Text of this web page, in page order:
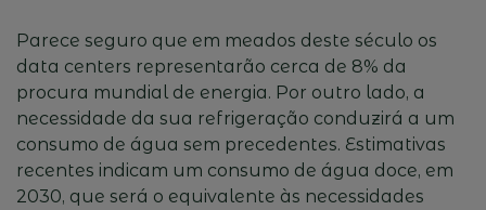
Parece seguro que em meados deste século os
data centers representarão cerca de 8% da
procura mundial de energia. Por outro lado, a
necessidade da sua refrigeração conduzirá a um
consumo de água sem precedentes. Estimativas
recentes indicam um consumo de água doce, em
2030, que será o equivalente às necessidades